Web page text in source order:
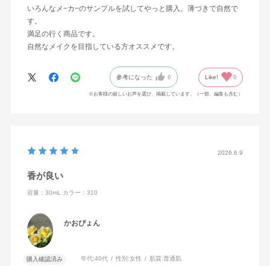
いろんなメ−カ−のサンプルを試してやっと購入。薄づきで自然で
す。
満足の行く商品です。
自然なメイクを目指している方オススメです。
参考になった 0 Like! 0
※お客様の嬉しいお声を選び、掲載しています。（一部、編集も含む）
2026.6.9
香が良い
容量：30mL カラー：310
かおぴょん
購入確認済み 年代:40代 性別:女性 肌質:普通肌